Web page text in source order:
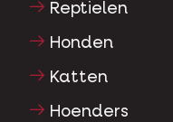
Reptielen
Honden
Katten
Hoenders